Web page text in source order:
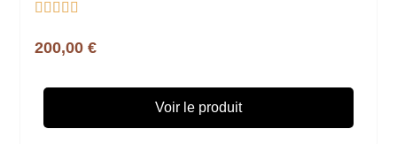
    
200,00 €
Voir le produit